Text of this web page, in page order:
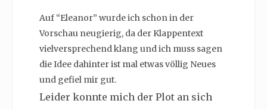
Auf “Eleanor” wurde ich schon in der
Vorschau neugierig, da der Klappentext
vielversprechend klang und ich muss sagen
die Idee dahinter ist mal etwas völlig Neues
und gefiel mir gut.
Leider konnte mich der Plot an sich